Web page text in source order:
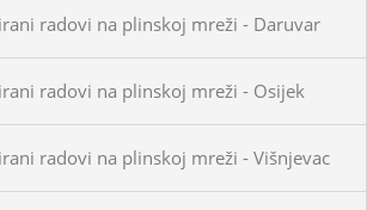
radovi na plinskoj mreži - Daruvar
radovi na plinskoj mreži - Osijek
radovi na plinskoj mreži - Višnjevac